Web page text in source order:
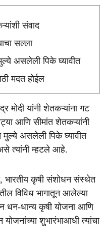
संवाद
सल्ला
असलेली पिके घ्यावीत
मदत होईल
मोदी यांनी शेतकऱ्यांना गट
आणि सीमांत शेतकऱ्यांनी
मुल्ये असलेली पिके घ्यावीत
त्यांनी म्हटले आहे.
भारतीय कृषी संशोधन संस्थेत
विविध भागातून आलेल्या
धन-धान्य कृषी योजना आणि
योजनांच्या शुभारंभाआधी त्यांचा